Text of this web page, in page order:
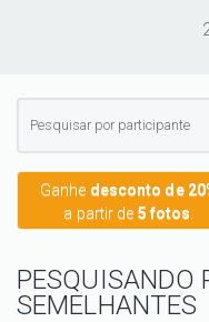
Ganhe desconto de
a partir de 5 fotos
PESQUISANDO
SEMELHANTES